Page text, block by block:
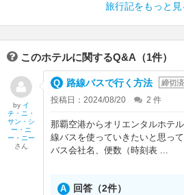
旅行記をもっと見
このホテルに関するQ&A（1件）
路線バスで行く方法 締切済
投稿日：2024/08/20 2 件
那覇空港からオリエンタルホテ
線バスを使っていきたいと思って
バス会社名、便数（時刻表 ...
回答（2件）
by イ
チ・ニ・
サン・シ
ー・ニ
ー・ニー
さん